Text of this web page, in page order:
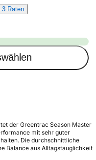
3 Raten
der Greentrac Season Master
mit sehr guter
Die durchschnittliche
Balance aus Alltagstauglichkeit